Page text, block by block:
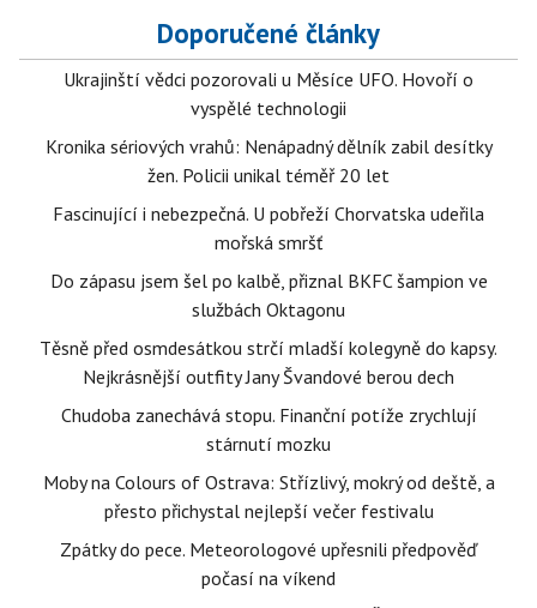
Doporučené články
Ukrajinští vědci pozorovali u Měsíce UFO. Hovoří o
vyspělé technologii
Kronika sériových vrahů: Nenápadný dělník zabil desítky
žen. Policii unikal téměř 20 let
Fascinující i nebezpečná. U pobřeží Chorvatska udeřila
mořská smršť
Do zápasu jsem šel po kalbě, přiznal BKFC šampion ve
službách Oktagonu
Těsně před osmdesátkou strčí mladší kolegyně do kapsy.
Nejkrásnější outfity Jany Švandové berou dech
Chudoba zanechává stopu. Finanční potíže zrychlují
stárnutí mozku
Moby na Colours of Ostrava: Střízlivý, mokrý od deště, a
přesto přichystal nejlepší večer festivalu
Zpátky do pece. Meteorologové upřesnili předpověď
počasí na víkend